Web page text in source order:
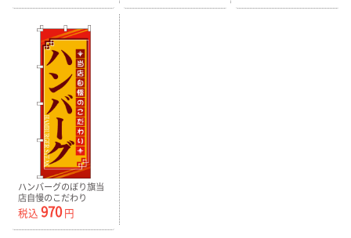
ハンバーグのぼり旗当
店自慢のこだわり
0220012IN
税込 970 円